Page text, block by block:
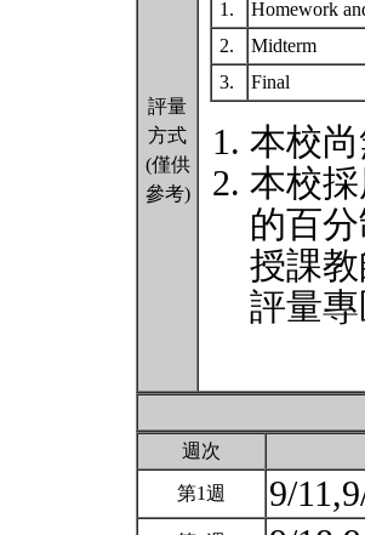
評量
方式
(僅供
參考)
1.
Homework
2.
Midterm
3.
Final
本校
本校
的百
授課
評量
週次
第1週 9/